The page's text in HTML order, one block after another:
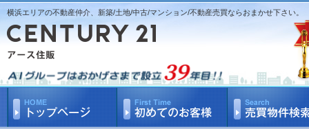
横浜エリアの不動産仲介、新築/土地/中古/マンション/不動産売買ならおまかせ下さい。